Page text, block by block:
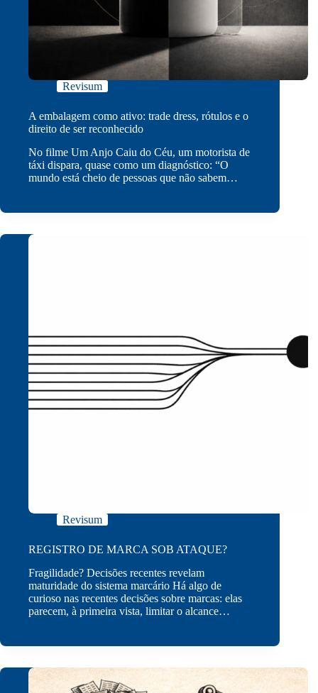
Revisum
A embalagem como ativo: trade dress, rótulos e o
direito de ser reconhecido
No filme Um Anjo Caiu do Céu, um motorista de
táxi dispara, quase como um diagnóstico: “O
mundo está cheio de pessoas que não sabem…
Revisum
REGISTRO DE MARCA SOB ATAQUE?
Fragilidade? Decisões recentes revelam
maturidade do sistema marcário Há algo de
curioso nas recentes decisões sobre marcas: elas
parecem, à primeira vista, limitar o alcance…